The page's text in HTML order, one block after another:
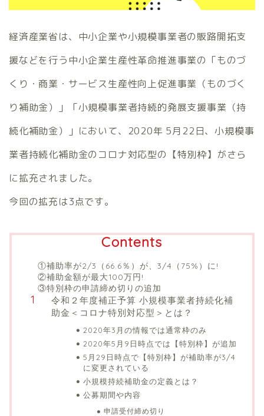
経済産業省は、中小企業や小規模事業者の販路開拓支
援などを行う中小企業生産性革命推進事業の「ものづ
くり・商業・サービス生産性向上促進事業（ものづく
り補助金）」「小規模事業者持続的発展支援事業（持
続化補助金）」において、2020年 5月22日、小規模事
業者持続化補助金のコロナ対応型の【特別枠】がさら
に拡充されました。
今回の拡充は3点です。
Contents
①補助率が2/3（66.6％）が、3/4（75%）に!
②補助金額が最大100万円!
③特別枠の申請締め切りの追加
令和２年度補正予算 小規模事業者持続化補
助金＜コロナ特別対応型＞とは？
2020年3月の情報では通常枠のみ
2020年5月9日時点では【特別枠】が追加
5月29日時点で【特別枠】が補助率が3/4
に変更されている
小規模持続補助金の定義とは？
公募期間や内容
申請受付締め切り